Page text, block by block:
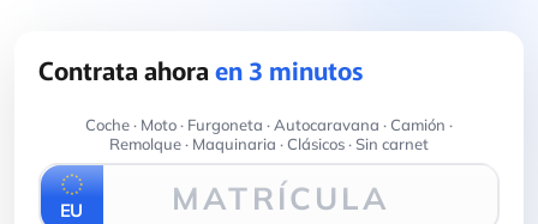
Contrata ahoraen 3 minutos
Coche · Moto · Furgoneta · Autocaravana · Camión ·
Remolque · Maquinaria · Clásicos · Sin carnet
EU MATRÍCULA